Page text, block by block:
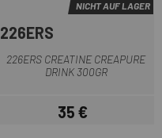
NICHT AUF LAGER
226ERS
226ERS CREATINE CREAPURE
DRINK 300GR
Preis
35 €